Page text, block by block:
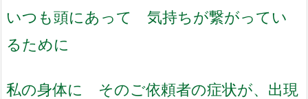
いつも頭にあって 気持ちが繋がってい
るために
私の身体に そのご依頼者の症状が、出現